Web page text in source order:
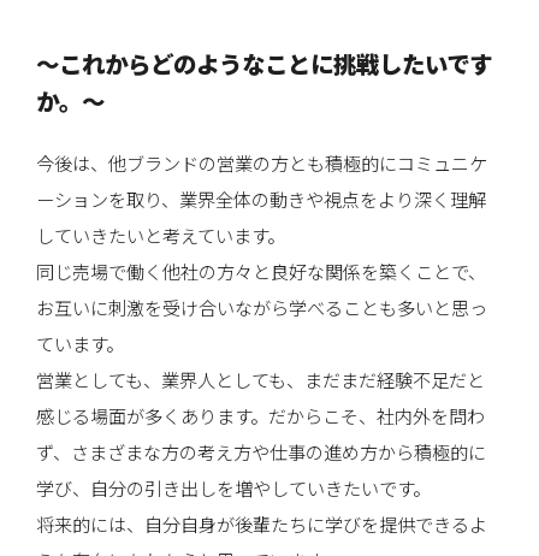
〜これからどのようなことに挑戦したいです
か。〜
今後は、他ブランドの営業の方とも積極的にコミュニケ
ーションを取り、業界全体の動きや視点をより深く理解
していきたいと考えています。
同じ売場で働く他社の方々と良好な関係を築くことで、
お互いに刺激を受け合いながら学べることも多いと思っ
ています。
営業としても、業界人としても、まだまだ経験不足だと
感じる場面が多くあります。だからこそ、社内外を問わ
ず、さまざまな方の考え方や仕事の進め方から積極的に
学び、自分の引き出しを増やしていきたいです。
将来的には、自分自身が後輩たちに学びを提供できるよ